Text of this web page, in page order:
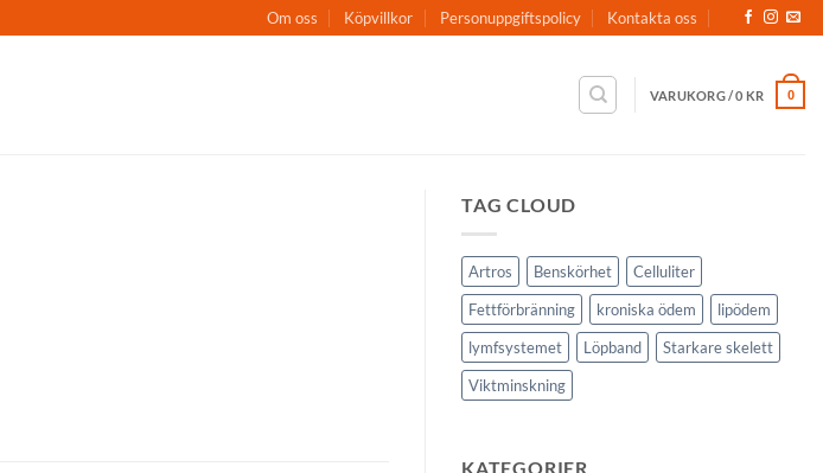
Om oss Köpvillkor Personuppgiftspolicy Kontakta oss
VARUKORG /0 KR 0
TAG CLOUD
Artros Benskörhet
Celluliter
Fettförbränning
kroniska ödem
lipödem
lymfsystemet
Löpband
Starkare skelett
Viktminskning
KATEGORIER